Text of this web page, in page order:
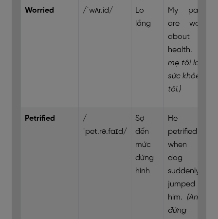
Worried /ˈwʌr.id/
Lo
lắng
My parents
are worried
about my
health.
mẹ tôi lo cho
sức khỏe của
tôi.)
Petrified
/
ˈpet.rə.faɪd/
Sợ
đến
mức
đứng
hình
He was
petrified
when the
dog
suddenly
jumped at
him. (Anh ấy
đứng chết